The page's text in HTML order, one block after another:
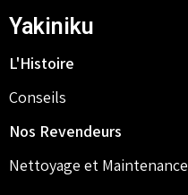
Yakiniku
L'Histoire
Conseils
Nos Revendeurs
Nettoyage et Maintenance